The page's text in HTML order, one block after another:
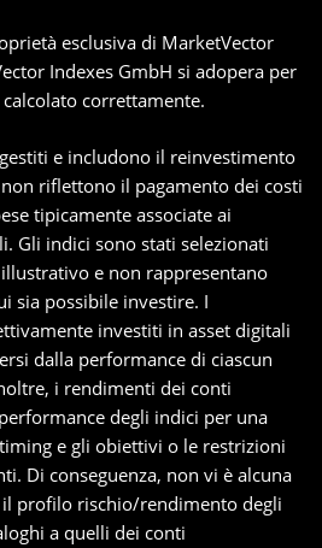
esclusiva di MarketVector
Indexes GmbH si adopera per
correttamente.
e includono il reinvestimento
riflettono il pagamento dei costi
tipicamente associate ai
Gli indici sono stati selezionati
e non rappresentano
sia possibile investire. I
investiti in asset digitali
dalla performance di ciascun
i rendimenti dei conti
degli indici per una
e gli obiettivi o le restrizioni
Di conseguenza, non vi è alcuna
il profilo rischio/rendimento degli
a quelli dei conti